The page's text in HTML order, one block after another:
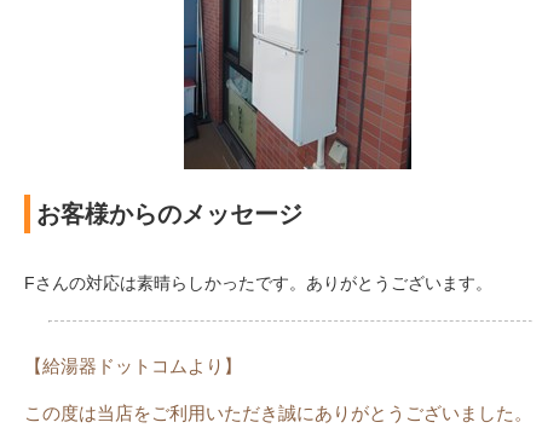
お客様からのメッセージ
Fさんの対応は素晴らしかったです。ありがとうございます。
【給湯器ドットコムより】
この度は当店をご利用いただき誠にありがとうございました。